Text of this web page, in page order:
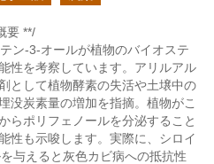
要 **/
ン-3-オールが植物のバイオステ
性を考察しています。アリルアル
として植物酵素の失活や土壌中の
没炭素量の増加を指摘。植物がこ
らポリフェノールを分泌すること
性も示唆します。実際に、シロイ
与えると灰色カビ病への抵抗性